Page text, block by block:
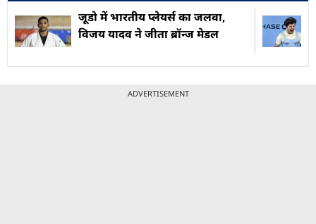
जूडो में भारतीय प्लेयर्स का जलवा,
विजय यादव ने जीता ब्रॉन्ज मेडल
ADVERTISEMENT